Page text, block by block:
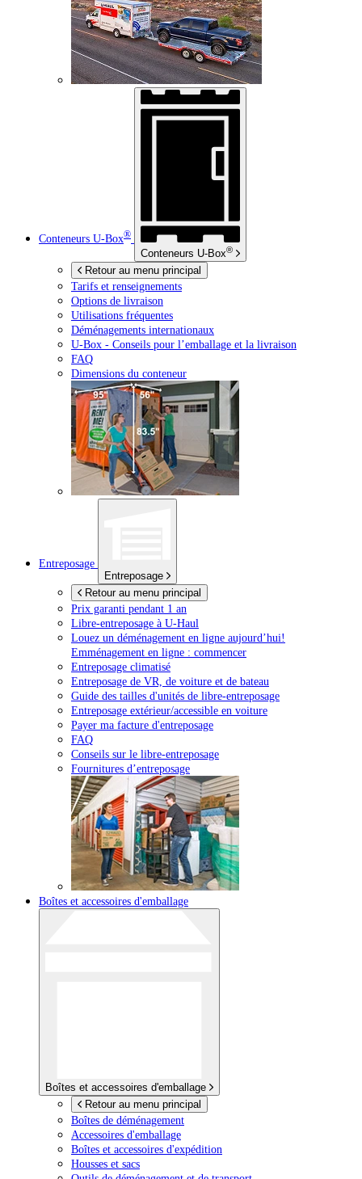
Conteneurs U-Box®
Conteneurs U-Box®
Retour au menu principal
Tarifs et renseignements
Options de livraison
Utilisations fréquentes
Déménagements internationaux
U-Box - Conseils pour l’emballage et la livraison
FAQ
Dimensions du conteneur
Entreposage
Entreposage
Retour au menu principal
Prix garanti pendant 1 an
Libre-entreposage à U-Haul
Louez un déménagement en ligne aujourd’hui!
Emménagement en ligne : commencer
Entreposage climatisé
Entreposage de VR, de voiture et de bateau
Guide des tailles d'unités de libre-entreposage
Entreposage extérieur/accessible en voiture
Payer ma facture d'entreposage
FAQ
Conseils sur le libre-entreposage
Fournitures d’entreposage
Boîtes et accessoires d'emballage
Boîtes et accessoires d'emballage
Retour au menu principal
Boîtes de déménagement
Accessoires d'emballage
Boîtes et accessoires d'expédition
Housses et sacs